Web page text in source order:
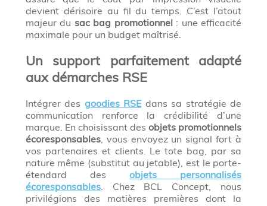
devient dérisoire au fil du temps. C’est l’atout
majeur du sac bag promotionnel: une efficacité
maximale pour un budget maîtrisé.
Un support parfaitement adapté
aux démarches RSE
Intégrer des goodies RSEdans sa stratégie de
communication renforce la crédibilité d’une
marque. En choisissant desobjets promotionnels
écoresponsables, vous envoyez un signal fort à
vos partenaires et clients. Le tote bag, par sa
nature même (substitut au jetable), est le porte-
étendard desobjets personnalisés
écoresponsables. Chez BCL Concept, nous
privilégions des matières premières dont la